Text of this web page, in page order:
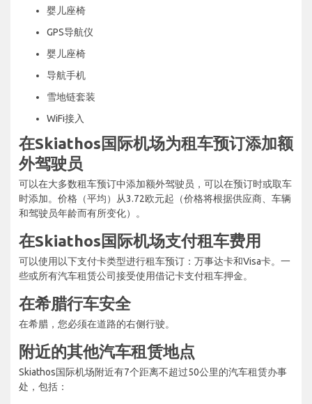
婴儿座椅
GPS导航仪
婴儿座椅
导航手机
雪地链套装
WiFi接入
在Skiathos国际机场为租车预订添加额
外驾驶员
可以在大多数租车预订中添加额外驾驶员，可以在预订时或取车
时添加。价格（平均）从3.72欧元起（价格将根据供应商、车辆
和驾驶员年龄而有所变化）。
在Skiathos国际机场支付租车费用
可以使用以下支付卡类型进行租车预订：万事达卡和Visa卡。一
些或所有汽车租赁公司接受使用借记卡支付租车押金。
在希腊行车安全
在希腊，您必须在道路的右侧行驶。
附近的其他汽车租赁地点
Skiathos国际机场附近有7个距离不超过50公里的汽车租赁办事
处，包括：